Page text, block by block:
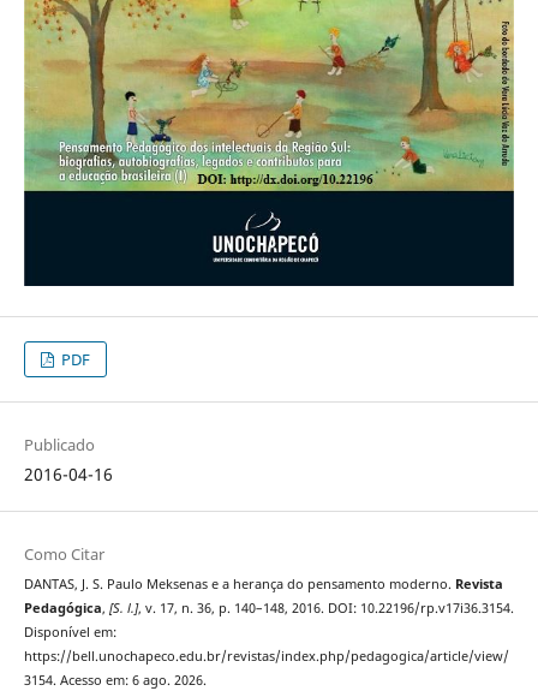
PDF
Publicado
2016-04-16
Como Citar
DANTAS, J. S. Paulo Meksenas e a herança do pensamento moderno. Revista
Pedagógica, [S. l.], v. 17, n. 36, p. 140–148, 2016. DOI: 10.22196/rp.v17i36.3154.
Disponível em:
https://bell.unochapeco.edu.br/revistas/index.php/pedagogica/article/view/
3154. Acesso em: 6 ago. 2026.